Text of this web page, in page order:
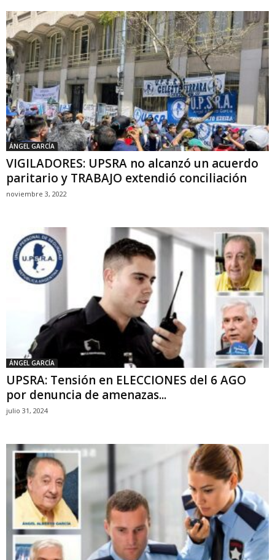
ÁNGEL GARCÍA
VIGILADORES: UPSRA no alcanzó un acuerdo
paritario y TRABAJO extendió conciliación
noviembre 3, 2022
ÁNGEL GARCÍA
UPSRA: Tensión en ELECCIONES del 6 AGO
por denuncia de amenazas...
julio 31, 2024